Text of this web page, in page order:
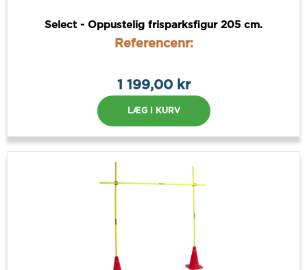
Select - Oppustelig frisparksfigur 205 cm.
Referencenr:
1 199,00 kr
LÆG I KURV